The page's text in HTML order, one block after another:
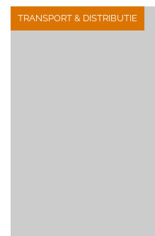
TRANSPORT & DISTRIBUTIE